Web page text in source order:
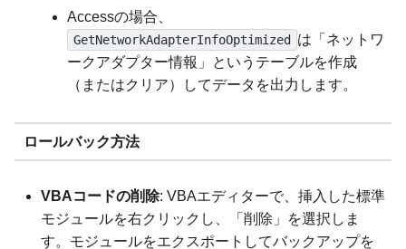
Accessの場合、
GetNetworkAdapterInfoOptimized
は「ネットワ
ークアダプター情報」というテーブルを作成
（またはクリア）してデータを出力します。
ロールバック方法
VBAコードの削除: VBAエディターで、挿入した標準
モジュールを右クリックし、「削除」を選択しま
す。モジュールをエクスポートしてバックアップを